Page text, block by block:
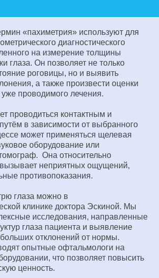
«пахиметрия» используют для
диагностического
на измерение толщины
глаза. Он позволяет не только
роговицы, но и выявить
а также произвести оценки
проводимого лечения.
проводиться контактным и
в зависимости от выбранного
может применяться щелевая
оборудование или
Она относительно
неприятных ощущений,
противопоказания.
глаза можно в
клинике доктора Эскиной. Мы
исследования, направленные
глаза пациента и выявление
отклонений от нормы.
опытные офтальмологи на
что позволяет повысить
ценность.